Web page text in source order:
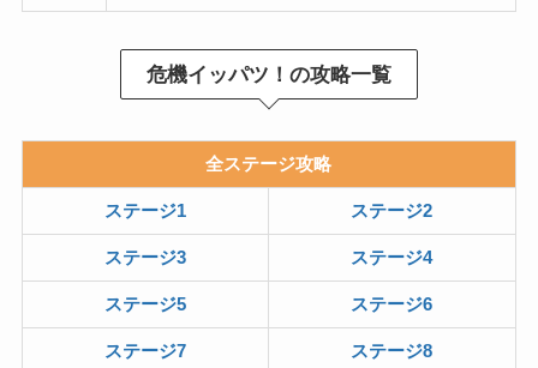
危機イッパツ！の攻略一覧
全ステージ攻略
ステージ1 ステージ2
ステージ3 ステージ4
ステージ5 ステージ6
ステージ7 ステージ8